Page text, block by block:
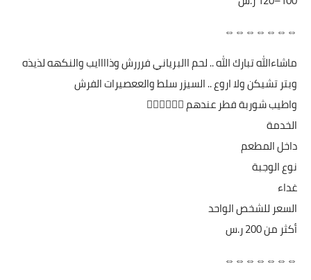
⇔⇔⇔⇔⇔⇔⇔
ماشاءالله تبارك الله .. لحم االبرياني فرررش وذاااايب والنكهه لذيذه
وبتر تشيكن ولا اروع .. السيزر سلط والععصيرات الفرش
واطيب شوربة فطر عندهم 👍🏻👍🏻👍🏻
الخدمة
داخل المطعم
نوع الوجبة
غداء
السعر للشخص الواحد
أكثر من ‏200 ر.س
⇔⇔⇔⇔⇔⇔⇔